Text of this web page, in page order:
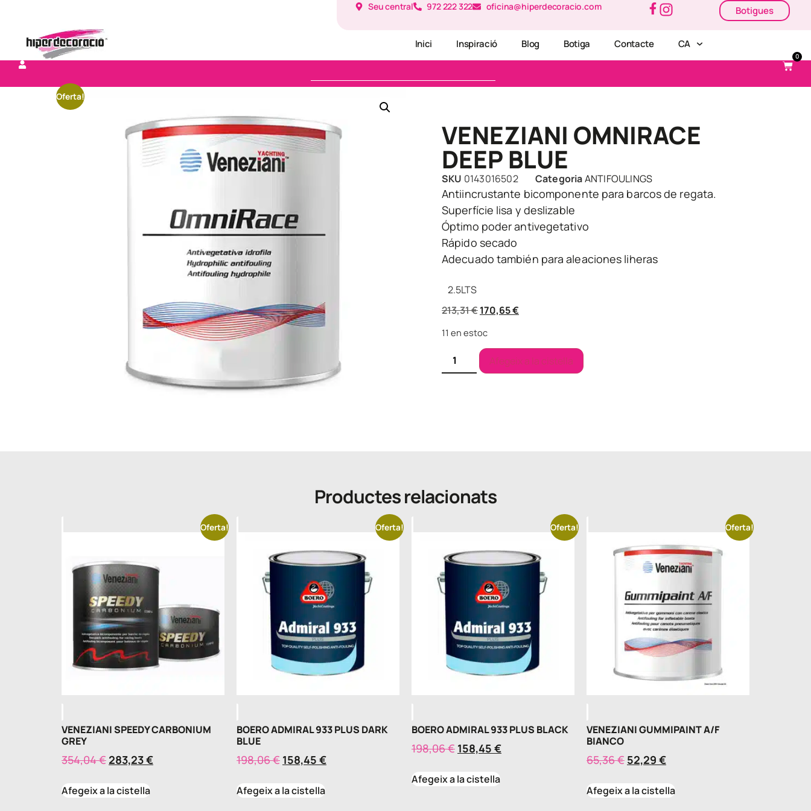
Seu central 972 222 322 oficina@hiperdecoracio.com Botigues
Inici Inspiració Blog Botiga Contacte CA
0
Oferta!
VENEZIANI OMNIRACE
DEEP BLUE
SKU 0143016502 CategoriaANTIFOULINGS
Antiincrustante bicomponente para barcos de regata.
Superfície lisa y deslizable
Óptimo poder antivegetativo
Rápido secado
Adecuado también para aleaciones liheras
2.5LTS
213,31€170,65€
11 en estoc
Afegeix a la cistella
Productes relacionats
Oferta!
VENEZIANI SPEEDY CARBONIUM
GREY
354,04€ 283,23€
Afegeix a la cistella
Oferta!
BOERO ADMIRAL 933 PLUS DARK
BLUE
198,06€ 158,45 €
Afegeix a la cistella
Oferta!
BOERO ADMIRAL 933 PLUS BLACK
198,06€ 158,45 €
Afegeix a la cistella
Oferta!
VENEZIANI GUMMIPAINT A/F
BIANCO
65,36€ 52,29 €
Afegeix a la cistella